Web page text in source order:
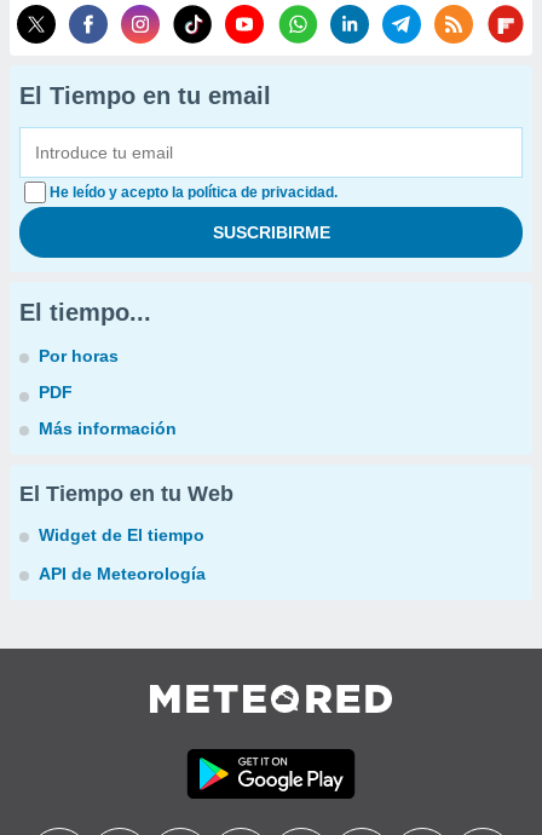
El Tiempo en tu email
He leído y acepto la política de privacidad.
El tiempo...
Por horas
PDF
Más información
El Tiempo en tu Web
Widget de El tiempo
API de Meteorología